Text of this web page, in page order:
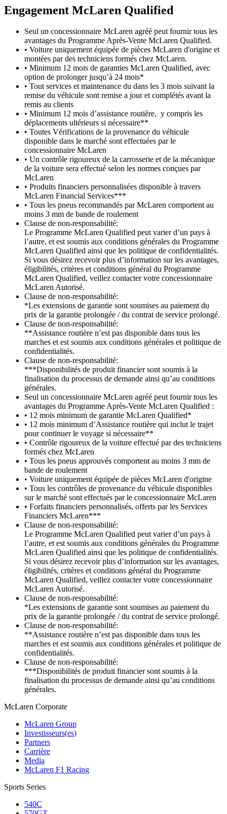
Engagement McLaren Qualified
Seul un concessionnaire McLaren agréé peut fournir tous les
avantages du Programme Après-Vente McLaren Qualified.
• Voiture uniquement équipée de pièces McLaren d'origine et
montées par des techniciens formés chez McLaren.
• Minimum 12 mois de garanties McLaren Qualified, avec
option de prolonger jusqu’à 24 mois*
• Tout services et maintenance du dans les 3 mois suivant la
remise du véhicule sont remise a jour et complétés avant la
remis au clients
• Minimum 12 mois d’assistance routière, y compris les
déplacements ultérieurs si nécessaire**
• Toutes Vérifications de la provenance du véhicule
disponible dans le marché sont effectuées par le
concessionnaire McLaren
• Un contrôle rigoureux de la carrosserie et de la mécanique
de la voiture sera effectué selon les normes conçues par
McLaren
• Produits financiers personnalisées disponible à travers
McLaren Financial Services***
• Tous les pneus recommandés par McLaren comportent au
moins 3 mm de bande de roulement
Clause de non-responsabilité:
Le Programme McLaren Qualified peut varier d’un pays à
l’autre, et est soumis aux conditions générales du Programme
McLaren Qualified ainsi que les politique de confidentialités.
Si vous désirez recevoir plus d’information sur les avantages,
éligibilités, critères et conditions général du Programme
McLaren Qualified, veillez contacter votre concessionnaire
McLaren Autorisé.
Clause de non-responsabilité:
*Les extensions de garantie sont soumises au paiement du
prix de la garantie prolongée / du contrat de service prolongé.
Clause de non-responsabilité:
**Assistance routière n’est pas disponible dans tous les
marches et est soumis aux conditions générales et politique de
confidentialités.
Clause de non-responsabilité:
***Disponibilités de produit financier sont soumis à la
finalisation du processus de demande ainsi qu’au conditions
générales.
Seul un concessionnaire McLaren agréé peut fournir tous les
avantages du Programme Après-Vente McLaren Qualified :
• 12 mois minimum de garantie McLaren Qualified*
• 12 mois minimum d’Assistance routière qui inclut le trajet
pour continuer le voyage si nécessaire**
• Contrôle rigoureux de la voiture effectué par des techniciens
formés chez McLaren
• Tous les pneus approuvés comportent au moins 3 mm de
bande de roulement
• Voiture uniquement équipée de pièces McLaren d'origine
• Tous les contrôles de provenance du véhicule disponibles
sur le marché sont effectués par le concessionnaire McLaren
• Forfaits financiers personnalisés, offerts par les Services
Financiers McLaren***
Clause de non-responsabilité:
Le Programme McLaren Qualified peut varier d’un pays à
l’autre, et est soumis aux conditions générales du Programme
McLaren Qualified ainsi que les politique de confidentialités.
Si vous désirez recevoir plus d’information sur les avantages,
éligibilités, critères et conditions général du Programme
McLaren Qualified, veillez contacter votre concessionnaire
McLaren Autorisé.
Clause de non-responsabilité:
*Les extensions de garantie sont soumises au paiement du
prix de la garantie prolongée / du contrat de service prolongé.
Clause de non-responsabilité:
**Assistance routière n’est pas disponible dans tous les
marches et est soumis aux conditions générales et politique de
confidentialités.
Clause de non-responsabilité:
***Disponibilités de produit financier sont soumis à la
finalisation du processus de demande ainsi qu’au conditions
générales.
McLaren Corporate
McLaren Group
Investisseurs(es)
Partners
Carrière
Media
McLaren F1 Racing
Sports Series
540C